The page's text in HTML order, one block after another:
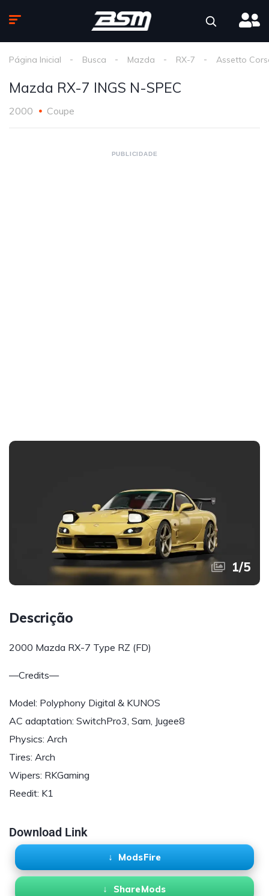
Página Inicial Busca Mazda RX-7 Assetto
Mazda RX-7 INGS N-SPEC
2000 Coupe
PUBLICIDADE
1/5
Descrição
2000 Mazda RX-7 Type RZ (FD)
—Credits—
Model: Polyphony Digital & KUNOS
AC adaptation: SwitchPro3, Sam, Jugee8
Physics: Arch
Tires: Arch
Wipers: RKGaming
Reedit: K1
Download Link
ModsFire
ShareMods